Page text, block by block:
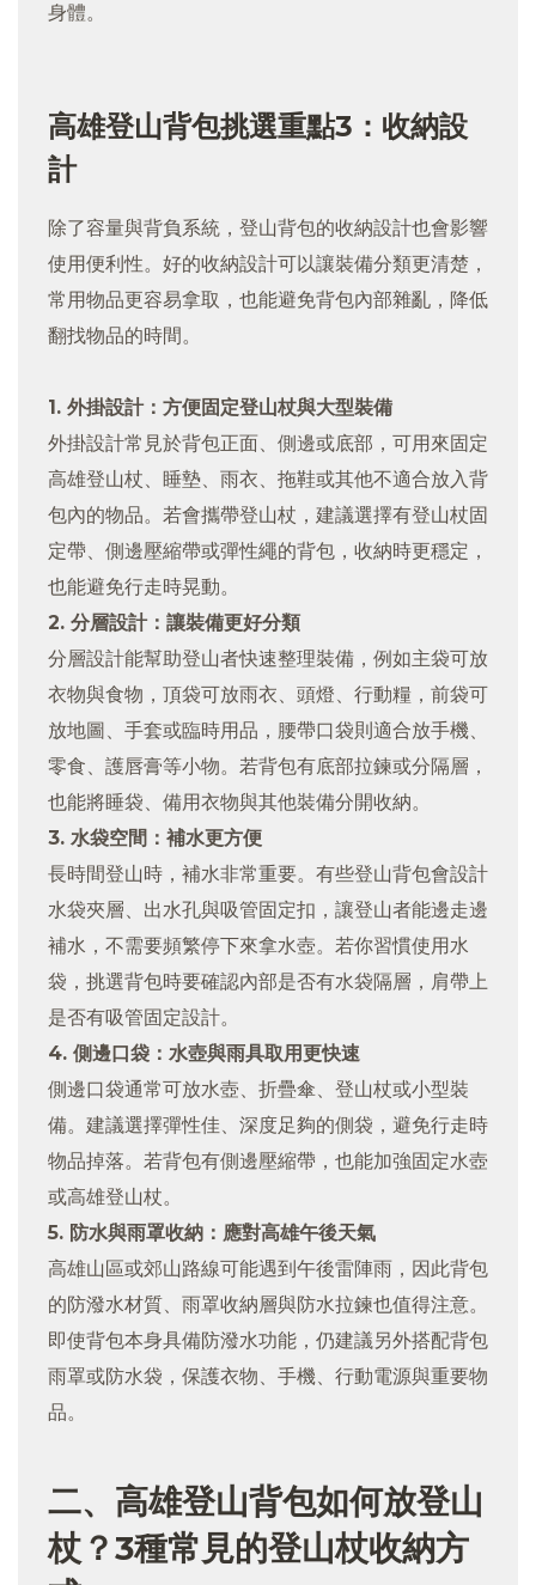
身體。
高雄登山背包挑選重點3：收納設
計
除了容量與背負系統，登山背包的收納設計也會影響
使用便利性。好的收納設計可以讓裝備分類更清楚，
常用物品更容易拿取，也能避免背包內部雜亂，降低
翻找物品的時間。
1. 外掛設計：方便固定登山杖與大型裝備
外掛設計常見於背包正面、側邊或底部，可用來固定
高雄登山杖、睡墊、雨衣、拖鞋或其他不適合放入背
包內的物品。若會攜帶登山杖，建議選擇有登山杖固
定帶、側邊壓縮帶或彈性繩的背包，收納時更穩定，
也能避免行走時晃動。
2. 分層設計：讓裝備更好分類
分層設計能幫助登山者快速整理裝備，例如主袋可放
衣物與食物，頂袋可放雨衣、頭燈、行動糧，前袋可
放地圖、手套或臨時用品，腰帶口袋則適合放手機、
零食、護唇膏等小物。若背包有底部拉鍊或分隔層，
也能將睡袋、備用衣物與其他裝備分開收納。
3. 水袋空間：補水更方便
長時間登山時，補水非常重要。有些登山背包會設計
水袋夾層、出水孔與吸管固定扣，讓登山者能邊走邊
補水，不需要頻繁停下來拿水壺。若你習慣使用水
袋，挑選背包時要確認內部是否有水袋隔層，肩帶上
是否有吸管固定設計。
4. 側邊口袋：水壺與雨具取用更快速
側邊口袋通常可放水壺、折疊傘、登山杖或小型裝
備。建議選擇彈性佳、深度足夠的側袋，避免行走時
物品掉落。若背包有側邊壓縮帶，也能加強固定水壺
或高雄登山杖。
5. 防水與雨罩收納：應對高雄午後天氣
高雄山區或郊山路線可能遇到午後雷陣雨，因此背包
的防潑水材質、雨罩收納層與防水拉鍊也值得注意。
即使背包本身具備防潑水功能，仍建議另外搭配背包
雨罩或防水袋，保護衣物、手機、行動電源與重要物
品。
二、高雄登山背包如何放登山
杖？3種常見的登山杖收納方